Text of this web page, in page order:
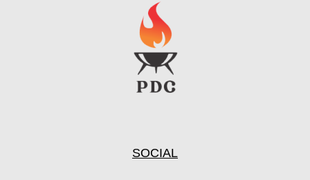
para tu Cocina
Ver Precio y Ofertas
SOCIAL